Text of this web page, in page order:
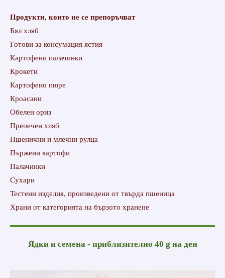
Продукти, които не се препоръчват
Бял хляб
Готови за консумация ястия
Картофени палачинки
Крокети
Картофено пюре
Кроасани
Обелен ориз
Препечен хляб
Пшенични и млечни рулца
Пържени картофи
Палачинки
Сухари
Тестени изделия, произведени от твърда пшеница
Храни от категорията на бързото хранене
Ядки и семена - приблизително 40 g на ден